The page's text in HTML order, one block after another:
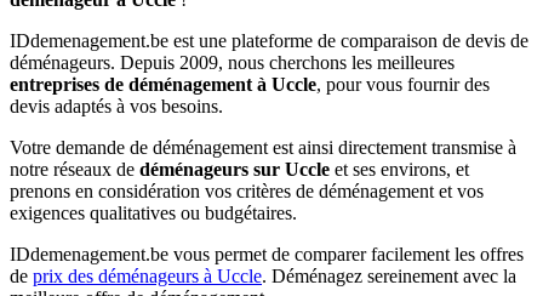
IDdemenagement.be est une plateforme de comparaison de devis de
déménageurs. Depuis 2009, nous cherchons les meilleures
entreprises de déménagement à Uccle, pour vous fournir des
devis adaptés à vos besoins.
Votre demande de déménagement est ainsi directement transmise à
notre réseaux de déménageurs sur Uccle et ses environs, et
prenons en considération vos critères de déménagement et vos
exigences qualitatives ou budgétaires.
IDdemenagement.be vous permet de comparer facilement les offres
de prix des déménageurs à Uccle. Déménagez sereinement avec la